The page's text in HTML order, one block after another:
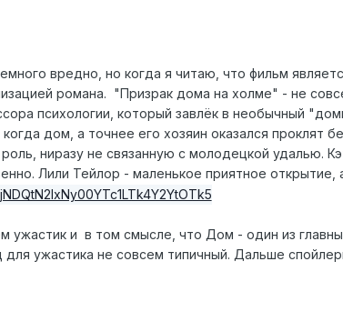
вредно, но когда я читаю, что фильм
романа. "Призрак дома на холме" - не
психологии, который завлёк в необычный
дом, а точнее его хозяин оказался проклят
ниразу не связанную с молодецкой удалью.
Лили Тейлор - маленькое приятное
ужастик и в том смысле, что Дом - один из
для ужастика не совсем типичный. Дальше